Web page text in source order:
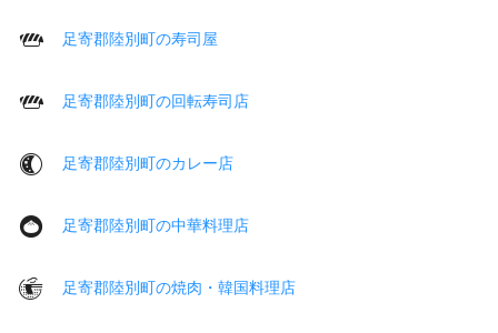
足寄郡陸別町の寿司屋
足寄郡陸別町の回転寿司店
足寄郡陸別町のカレー店
足寄郡陸別町の中華料理店
足寄郡陸別町の焼肉・韓国料理店